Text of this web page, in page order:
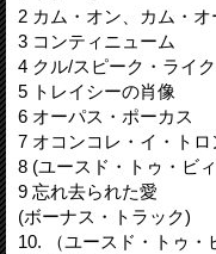
2 カム・オン、カム・オ
3 コンティニューム
4 クル/スピーク・ライ
5 トレイシーの肖像
6 オーパス・ポーカス
7 オコンコレ・イ・トロ
8 (ユースド・トゥ・ビ
9 忘れ去られた愛
(ボーナス・トラック)
10. （ユースド・トゥ・